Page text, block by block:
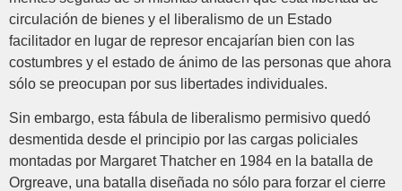
circulación de bienes y el liberalismo de un Estado
facilitador en lugar de represor encajarían bien con las
costumbres y el estado de ánimo de las personas que ahora
sólo se preocupan por sus libertades individuales.
Sin embargo, esta fábula de liberalismo permisivo quedó
desmentida desde el principio por las cargas policiales
montadas por Margaret Thatcher en 1984 en la batalla de
Orgreave, una batalla diseñada no sólo para forzar el cierre